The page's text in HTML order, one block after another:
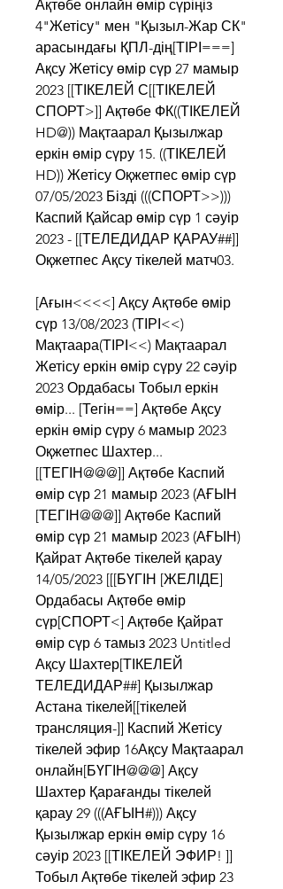
Ақтөбе онлайн өмір сүріңіз
4"Жетісу" мен "Қызыл-Жар СК"
арасындағы ҚПЛ-дің[ТІРІ===]
Ақсу Жетісу өмір сүр 27 мамыр
2023 [[ТІКЕЛЕЙ С[[ТІКЕЛЕЙ
СПОРТ>]] Ақтөбе ФК((ТІКЕЛЕЙ
HD@)) Мақтаарал Қызылжар
еркін өмір сүру 15. ((ТІКЕЛЕЙ
HD)) Жетісу Оқжетпес өмір сүр
07/05/2023 Бізді (((СПОРТ>>)))
Каспий Қайсар өмір сүр 1 сәуір
2023 - [[ТЕЛЕДИДАР ҚАРАУ##]]
Оқжетпес Ақсу тікелей матч03.
[Ағын<<<<] Ақсу Ақтөбе өмір
сүр 13/08/2023 (ТІРІ<<)
Мақтаара(ТІРІ<<) Мақтаарал
Жетісу еркін өмір сүру 22 сәуір
2023 Ордабасы Тобыл еркін
өмір... [Тегін==] Ақтөбе Ақсу
еркін өмір сүру 6 мамыр 2023
Оқжетпес Шахтер...
[[ТЕГІН@@@]] Ақтөбе Каспий
өмір сүр 21 мамыр 2023 (АҒЫН
[ТЕГІН@@@]] Ақтөбе Каспий
өмір сүр 21 мамыр 2023 (АҒЫН)
Қайрат Ақтөбе тікелей қарау
14/05/2023 [[[БҮГІН [ЖЕЛІДЕ]
Ордабасы Ақтөбе өмір
сүр[СПОРТ<] Ақтөбе Қайрат
өмір сүр 6 тамыз 2023 Untitled
Ақсу Шахтер[ТІКЕЛЕЙ
ТЕЛЕДИДАР##] Қызылжар
Астана тікелей[[тікелей
трансляция-]] Каспий Жетісу
тікелей эфир 16Ақсу Мақтаарал
онлайн[БҮГІН@@@] Ақсу
Шахтер Қарағанды тікелей
қарау 29 (((АҒЫН#))) Ақсу
Қызылжар еркін өмір сүру 16
сәуір 2023 [[ТІКЕЛЕЙ ЭФИР! ]]
Тобыл Ақтөбе тікелей эфир 23